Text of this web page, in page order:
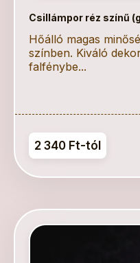
Csillámpor réz színű
Hőálló magas
színben. Kiváló
falfénybe...
2 340 Ft-tól